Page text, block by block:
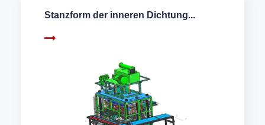
Stanzform der inneren Dichtung...